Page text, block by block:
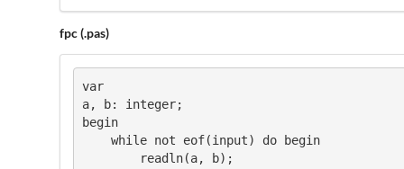
fpc (.pas)
var
a, b: integer;
begin